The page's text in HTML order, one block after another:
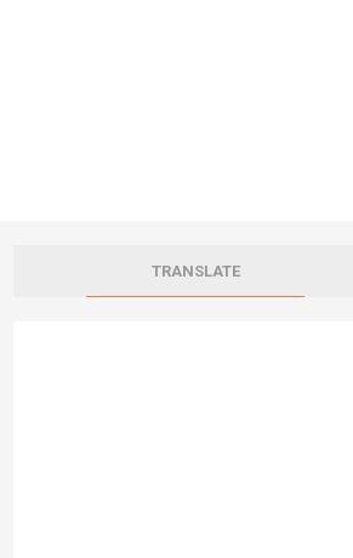
TRANSLATE